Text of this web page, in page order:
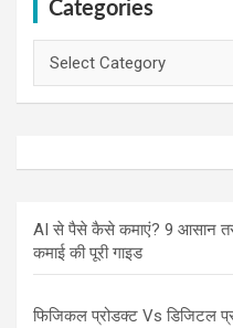
Categories
AI से पैसे कैसे कमाएं? 9 आसान
कमाई की पूरी गाइड
फिजिकल प्रोडक्ट Vs डिजिटल